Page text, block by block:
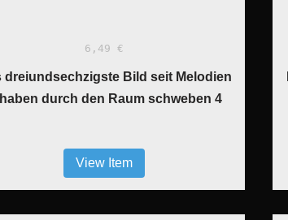
6,49 €
dreiundsechzigste Bild seit Melodien
durch den Raum schweben 4
View Item